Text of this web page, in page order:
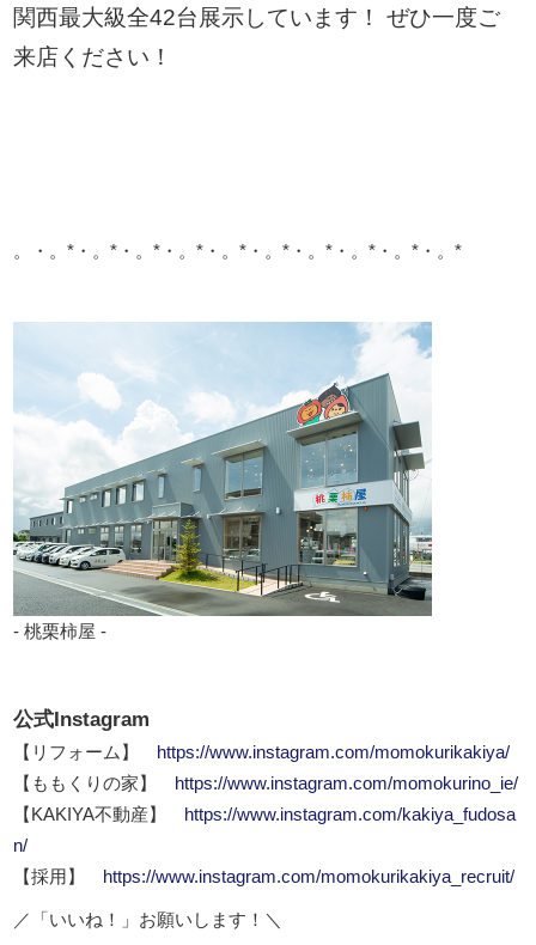
関西最大級全42台展示しています！ ぜひ一度ご
来店ください！
。・。*・。*・。*・。*・。*・。*・。*・。*・。*・。*
- 桃栗柿屋 -
公式Instagram
【リフォーム】
https://www.instagram.com/momokurikakiya/
【ももくりの家】
https://www.instagram.com/momokurino_ie/
【KAKIYA不動産】
https://www.instagram.com/kakiya_fudosa
n/
【採用】
https://www.instagram.com/momokurikakiya_recruit/
／「いいね！」お願いします！＼